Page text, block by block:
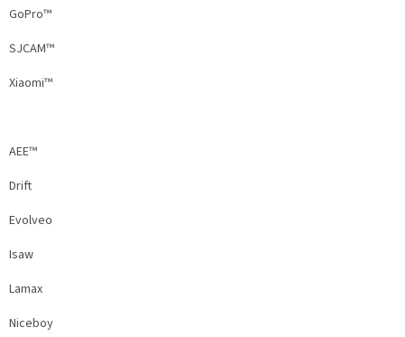
GoPro™
SJCAM™
Xiaomi™
AEE™
Drift
Evolveo
Isaw
Lamax
Niceboy